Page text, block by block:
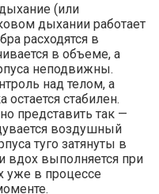
(или
дыхании работает
расходятся в
в объеме, а
неподвижны.
над телом, а
стабилен.
представить так —
воздушный
туго затянуты в
вдох выполняется при
уже в процессе